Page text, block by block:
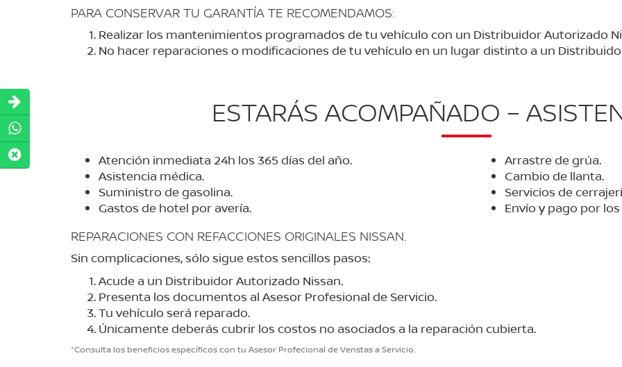
PARA CONSERVAR TU GARANTÍA TE RECOMENDAMOS:
Realizar los mantenimientos programados de tu vehículo con un Distribuidor Autorizado
No hacer reparaciones o modificaciones de tu vehículo en un lugar distinto a un
ESTARÁS ACOMPAÑADO –
Atención inmediata 24h los 365 días del año.
Asistencia médica.
Suministro de gasolina.
Gastos de hotel por avería.
Arrastre de grúa.
Cambio de llanta.
Servicios de
Envío y pago por
REPARACIONES CON REFACCIONES ORIGINALES NISSAN.
Sin complicaciones, sólo sigue estos sencillos pasos:
Acude a un Distribuidor Autorizado Nissan.
Presenta los documentos al Asesor Profesional de Servicio.
Tu vehículo será reparado.
Únicamente deberás cubrir los costos no asociados a la reparación cubierta.
*Consulta los beneficios específicos con tu Asesor Profecional de Venstas a Servicio.